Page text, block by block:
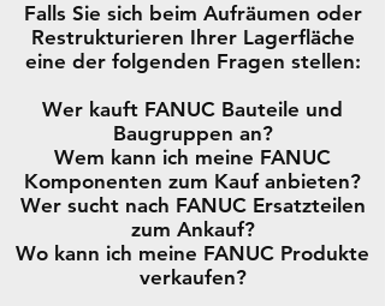
Falls Sie sich beim Aufräumen oder
Restrukturieren Ihrer Lagerfläche
eine der folgenden Fragen stellen:
Wer kauft FANUC Bauteile und
Baugruppen an?
Wem kann ich meine FANUC
Komponenten zum Kauf anbieten?
Wer sucht nach FANUC Ersatzteilen
zum Ankauf?
Wo kann ich meine FANUC Produkte
verkaufen?